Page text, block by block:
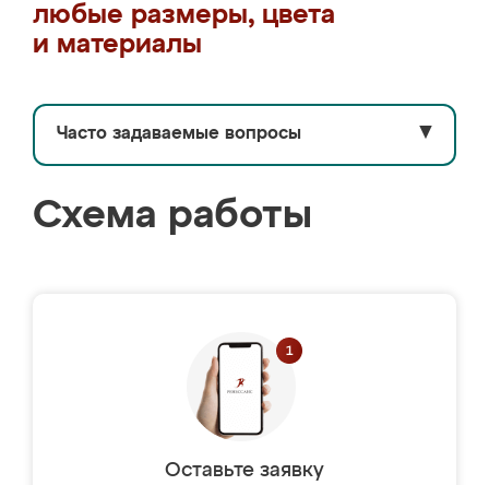
любые размеры, цвета
и материалы
Часто задаваемые вопросы ▼
Схема работы
Оставьте заявку